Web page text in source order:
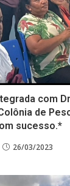
com
de
sucesso.*
26/03/2023